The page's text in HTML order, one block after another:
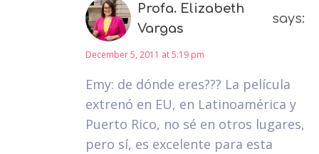
Profa. Elizabeth
Vargas
says:
December 5, 2011 at 5:19 pm
Emy: de dónde eres??? La película
extrenó en EU, en Latinoamérica y
Puerto Rico, no sé en otros lugares,
pero sí, es excelente para esta